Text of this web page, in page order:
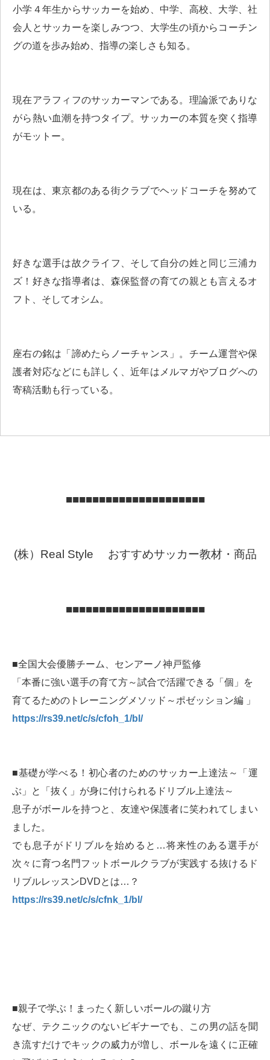
小学４年生からサッカーを始め、中学、高校、大学、社
会人とサッカーを楽しみつつ、大学生の頃からコーチン
グの道を歩み始め、指導の楽しさも知る。
現在アラフィフのサッカーマンである。理論派でありな
がら熱い血潮を持つタイプ。サッカーの本質を突く指導
がモットー。
現在は、東京都のある街クラブでヘッドコーチを努めて
いる。
好きな選手は故クライフ、そして自分の姓と同じ三浦カ
ズ！好きな指導者は、森保監督の育ての親とも言えるオ
フト、そしてオシム。
座右の銘は「諦めたらノーチャンス」。チーム運営や保
護者対応などにも詳しく、近年はメルマガやブログへの
寄稿活動も行っている。
■■■■■■■■■■■■■■■■■■■■■
(株）Real Style おすすめサッカー教材・商品
■■■■■■■■■■■■■■■■■■■■■
■全国大会優勝チーム、センアーノ神戸監修
「本番に強い選手の育て方～試合で活躍できる「個」を
育てるためのトレーニングメソッド～ポゼッション編 」
https://rs39.net/c/s/cfoh_1/bl/
■基礎が学べる！初心者のためのサッカー上達法～「運
ぶ」と「抜く」が身に付けられるドリブル上達法～
息子がボールを持つと、友達や保護者に笑われてしまい
ました。
でも息子がドリブルを始めると…将来性のある選手が
次々に育つ名門フットボールクラブが実践する抜けるド
リブルレッスンDVDとは…？
https://rs39.net/c/s/cfnk_1/bl/
■親子で学ぶ！まったく新しいボールの蹴り方
なぜ、テクニックのないビギナーでも、この男の話を聞
き流すだけでキックの威力が増し、ボールを遠くに正確